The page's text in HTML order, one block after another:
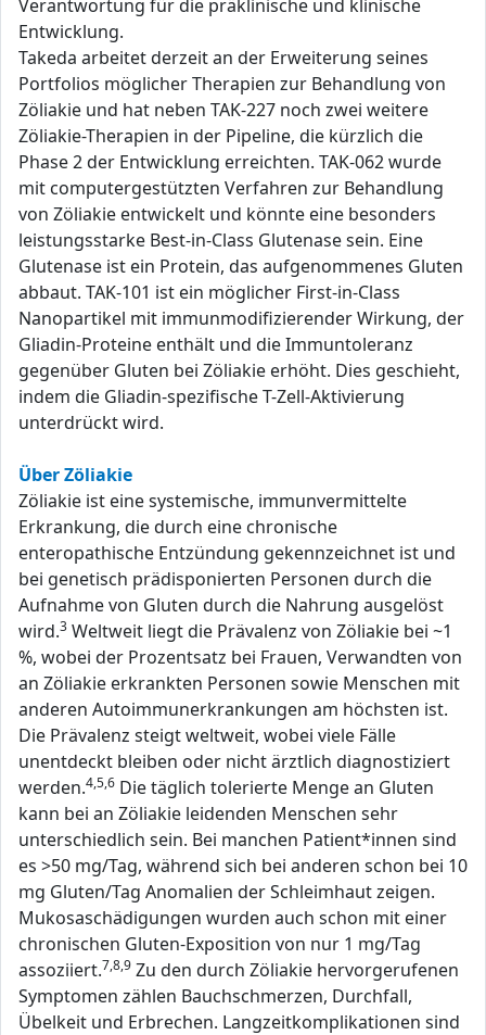
Verantwortung für die präklinische und klinische
Entwicklung.
Takeda arbeitet derzeit an der Erweiterung seines
Portfolios möglicher Therapien zur Behandlung von
Zöliakie und hat neben TAK-227 noch zwei weitere
Zöliakie-Therapien in der Pipeline, die kürzlich die
Phase 2 der Entwicklung erreichten. TAK-062 wurde
mit computergestützten Verfahren zur Behandlung
von Zöliakie entwickelt und könnte eine besonders
leistungsstarke Best-in-Class Glutenase sein. Eine
Glutenase ist ein Protein, das aufgenommenes Gluten
abbaut. TAK-101 ist ein möglicher First-in-Class
Nanopartikel mit immunmodifizierender Wirkung, der
Gliadin-Proteine enthält und die Immuntoleranz
gegenüber Gluten bei Zöliakie erhöht. Dies geschieht,
indem die Gliadin-spezifische T-Zell-Aktivierung
unterdrückt wird.
Über Zöliakie
Zöliakie ist eine systemische, immunvermittelte
Erkrankung, die durch eine chronische
enteropathische Entzündung gekennzeichnet ist und
bei genetisch prädisponierten Personen durch die
Aufnahme von Gluten durch die Nahrung ausgelöst
wird.3 Weltweit liegt die Prävalenz von Zöliakie bei ~1
%, wobei der Prozentsatz bei Frauen, Verwandten von
an Zöliakie erkrankten Personen sowie Menschen mit
anderen Autoimmunerkrankungen am höchsten ist.
Die Prävalenz steigt weltweit, wobei viele Fälle
unentdeckt bleiben oder nicht ärztlich diagnostiziert
werden.4,5,6 Die täglich tolerierte Menge an Gluten
kann bei an Zöliakie leidenden Menschen sehr
unterschiedlich sein. Bei manchen Patient*innen sind
es >50 mg/Tag, während sich bei anderen schon bei 10
mg Gluten/Tag Anomalien der Schleimhaut zeigen.
Mukosaschädigungen wurden auch schon mit einer
chronischen Gluten-Exposition von nur 1 mg/Tag
assoziiert.7,8,9 Zu den durch Zöliakie hervorgerufenen
Symptomen zählen Bauchschmerzen, Durchfall,
Übelkeit und Erbrechen. Langzeitkomplikationen sind